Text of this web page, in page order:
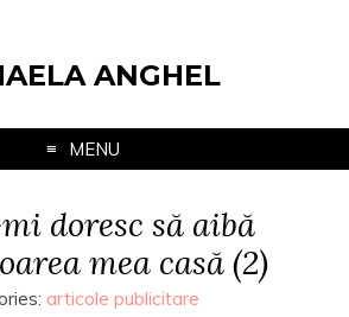
ANGHEL
MENU
doresc să aibă
mea casă (2)
articole publicitare